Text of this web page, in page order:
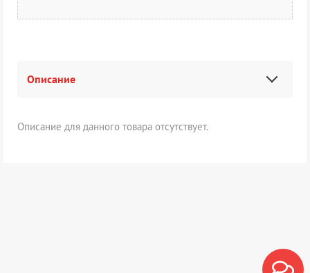
Описание
Описание для данного товара отсутствует.